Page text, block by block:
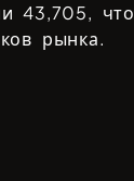
43,705, что
рынка.